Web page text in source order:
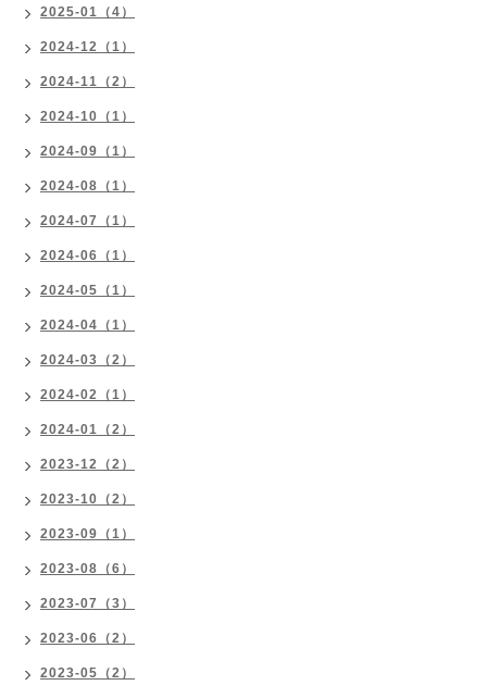
2025-01（4）
2024-12（1）
2024-11（2）
2024-10（1）
2024-09（1）
2024-08（1）
2024-07（1）
2024-06（1）
2024-05（1）
2024-04（1）
2024-03（2）
2024-02（1）
2024-01（2）
2023-12（2）
2023-10（2）
2023-09（1）
2023-08（6）
2023-07（3）
2023-06（2）
2023-05（2）